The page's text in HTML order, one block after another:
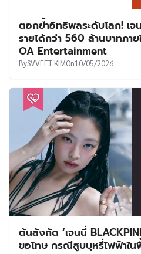
ตอกย้ำอิทธิพลระดับโลก! เจ
รายได้กว่า 560 ล้านบาทภ
OA Entertainment
BySVVEET KIMOn10/05/2026
ต้นสังกัด ‘เจนนี่
ขอโทษ กรณีสูบบุหรี่ไฟฟ้าใ